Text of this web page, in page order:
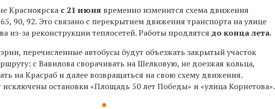
Красноярска с 21 июня временно изменится схема движения
90, 92. Это связано с перекрытием движения транспорта на улице
из-за реконструкции теплосетей. Работы продлятсядо конца лета.
перечисленные автобусы будут объезжать закрытый участок
с Вавилова сворачивать на Шелковую, не доезжая кольца,
на Красраб и далее возвращаться на свою схему движения.
остановки «Площадь 50 лет Победы» и «улица Корнетова».